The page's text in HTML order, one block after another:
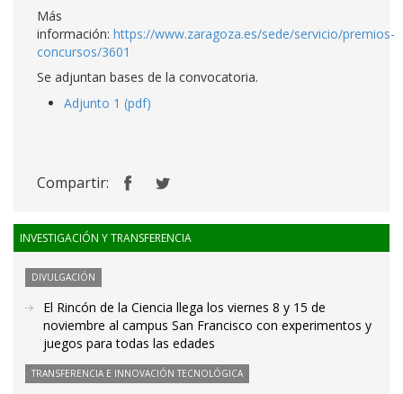
Más
información: https://www.zaragoza.es/sede/servicio/premios-
concursos/3601
Se adjuntan bases de la convocatoria.
Adjunto 1 (pdf)
Compartir:
INVESTIGACIÓN Y TRANSFERENCIA
DIVULGACIÓN
El Rincón de la Ciencia llega los viernes 8 y 15 de
noviembre al campus San Francisco con experimentos y
juegos para todas las edades
TRANSFERENCIA E INNOVACIÓN TECNOLÓGICA